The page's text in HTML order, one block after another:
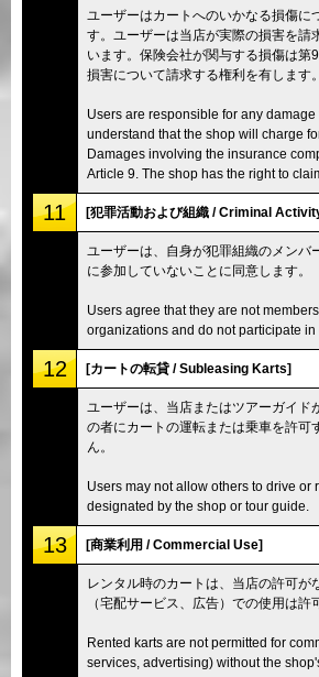
ユーザーはカートへのいかなる損傷に
す。ユーザーは当店が実際の損害を請
います。保険会社が関与する損傷は第
損害について請求する権利を有します。
Users are responsible for any damage
understand that the shop will charge
Damages involving the insurance
Article 9. The shop has the right to
11 [犯罪活動および組織 / Criminal
ユーザーは、自身が犯罪組織のメンバ
に参加していないことに同意します。
Users agree that they are not
organizations and do not participate in
12 [カートの転貸 / Subleasing Karts]
ユーザーは、当店またはツアーガイド
の者にカートの運転または乗車を許可
ん。
Users may not allow others to drive or
designated by the shop or tour guide.
13 [商業利用 / Commercial Use]
レンタル時のカートは、当店の許可が
（宅配サービス、広告）での使用は許
Rented karts are not permitted for
services, advertising) without the